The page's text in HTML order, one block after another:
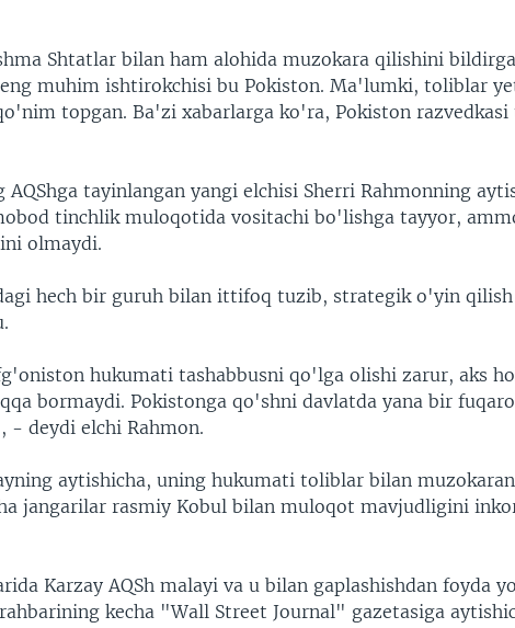
Shtatlar bilan ham alohida muzokara qilishini
muhim ishtirokchisi bu Pokiston. Ma'lumki, toliblar
topgan. Ba'zi xabarlarga ko'ra, Pokiston
AQShga tayinlangan yangi elchisi Sherri Rahmonning
tinchlik muloqotida vositachi bo'lishga tayyor,
olmaydi.
hech bir guruh bilan ittifoq tuzib, strategik o'yin
hukumati tashabbusni qo'lga olishi zarur, aks
bormaydi. Pokistonga qo'shni davlatda yana bir
- deydi elchi Rahmon.
aytishicha, uning hukumati toliblar bilan
jangarilar rasmiy Kobul bilan muloqot mavjudligini
Karzay AQSh malayi va u bilan gaplashishdan foyda
kecha "Wall Street Journal" gazetasiga